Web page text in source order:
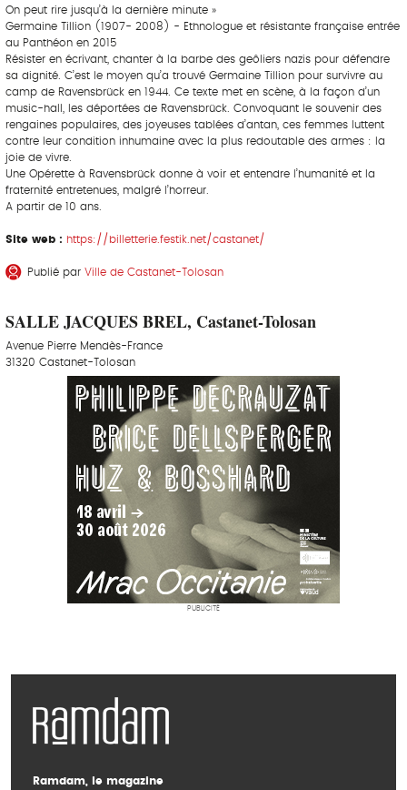
On peut rire jusqu’à la dernière minute »
Germaine Tillion (1907- 2008) - Ethnologue et résistante française entrée
au Panthéon en 2015
Résister en écrivant, chanter à la barbe des geôliers nazis pour défendre
sa dignité. C’est le moyen qu’a trouvé Germaine Tillion pour survivre au
camp de Ravensbrück en 1944. Ce texte met en scène, à la façon d’un
music-hall, les déportées de Ravensbrück. Convoquant le souvenir des
rengaines populaires, des joyeuses tablées d’antan, ces femmes luttent
contre leur condition inhumaine avec la plus redoutable des armes : la
joie de vivre.
Une Opérette à Ravensbrück donne à voir et entendre l’humanité et la
fraternité entretenues, malgré l’horreur.
A partir de 10 ans.
Site web : https://billetterie.festik.net/castanet/
Publié par Ville de Castanet-Tolosan
SALLE JACQUES BREL, Castanet-Tolosan
Avenue Pierre Mendès-France
31320 Castanet-Tolosan
PUBLICITÉ
Ramdam, le magazine